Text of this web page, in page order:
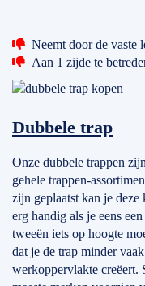
Neemt door de vaste
Aan 1 zijde te
Dubbele trap
Onze dubbele trappen
gehele trappen-
zijn geplaatst kan je
erg handig als je eens
tweeën iets op hoogte
dat je de trap minder
werkoppervlakte creëert.